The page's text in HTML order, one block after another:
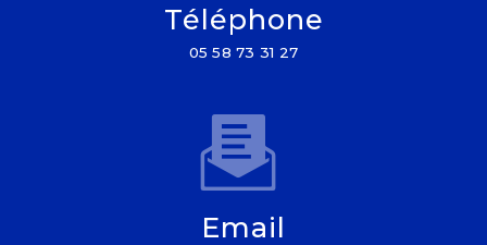
Téléphone
05 58 73 31 27
Email